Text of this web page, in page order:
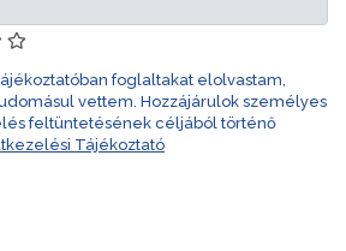
foglaltakat elolvastam,
vettem. Hozzájárulok személyes
feltüntetésének céljából történő
Tájékoztató